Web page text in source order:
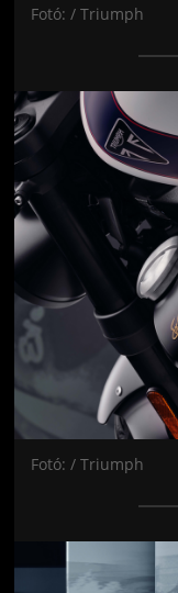
Fotó: / Triumph
Fotó: / Triumph